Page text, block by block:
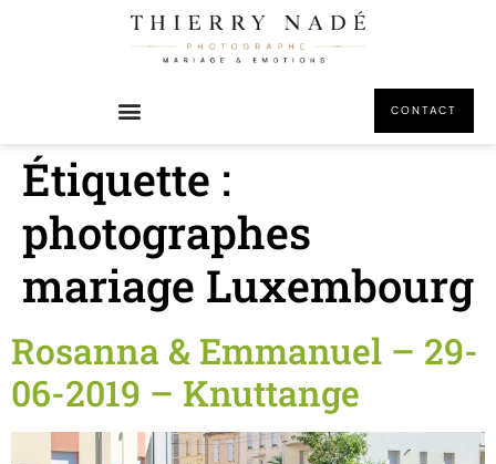
CONTACT
Étiquette :
photographes
mariage Luxembourg
Rosanna & Emmanuel – 29-
06-2019 – Knuttange